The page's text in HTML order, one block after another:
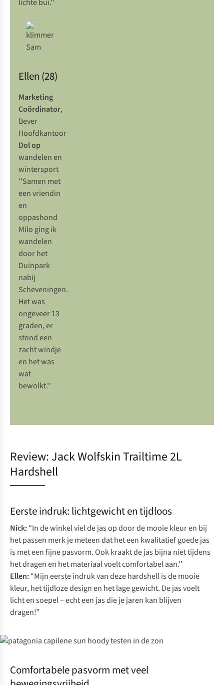
lichte bui.''
Ellen (28)
Marketing
Coördinator,
Bever
Hoofdkantoor
Dol op
wandelen en
wintersport
''Samen met
een vriendin
en
oppashond
Milo ging ik
wandelen
door het
Duinpark
nabij
Scheveningen.
Het was
ongeveer 13
graden, er
stond een
zacht windje
en het was
wat
bewolkt.''
Review: Jack Wolfskin Trailtime 2L
Hardshell
Eerste indruk: lichtgewicht en tijdloos
Nick:“In de winkel viel de jas op door de mooie kleur en bij
het passen merk je meteen dat het een kwalitatief goede jas
is met een fijne pasvorm. Ook kraakt de jas bijna niet tijdens
het dragen en het materiaal voelt comfortabel aan.''
Ellen:“Mijn eerste indruk van deze hardshell is de mooie
kleur, het tijdloze design en het lage gewicht. De jas voelt
licht en soepel – echt een jas die je jaren kan blijven
dragen!”
Comfortabele pasvorm met veel